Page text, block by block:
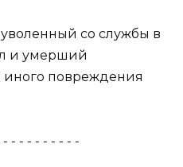
со службы в
и умерший
иного повреждения